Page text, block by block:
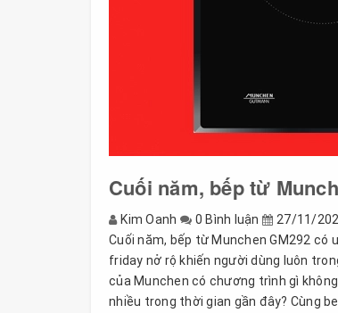
Cuối năm, bếp từ
Kim Oanh 0 Bình luận
27/11/
Cuối năm, bếp từ Munchen GM292
friday nở rộ khiến người dùng luôn
của Munchen có chương trình gì
nhiều trong thời gian gần đây? Cùng